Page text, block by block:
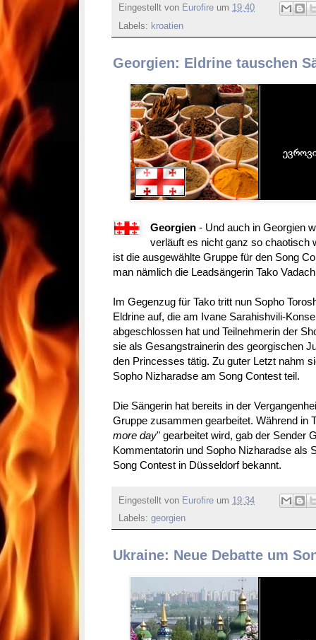
Eingestellt von Eurofire um 19:40
Labels: kroatien
Georgien: Eldrine tauschen
Georgien- Und auch in Georgien
verläuft es nicht ganz so chaotisch
ist die ausgewählte Gruppe für den Song
man nämlich die Leadsängerin Tako
Im Gegenzug für Tako tritt nun Sopho
Eldrine auf, die am Ivane Sarahishvili-
abgeschlossen hat und Teilnehmerin der
sie als Gesangstrainerin des georgischen
den Princesses tätig. Zu guter Letzt nahm
Sopho Nizharadse am Song Contest teil.
Die Sängerin hat bereits in der
Gruppe zusammen gearbeitet. Während in
more day" gearbeitet wird, gab der Sender
Kommentatorin und Sopho Nizharadse als
Song Contest in Düsseldorf bekannt.
Eingestellt von Eurofire um 19:34
Labels: georgien
Ukraine: Neue Debatte um